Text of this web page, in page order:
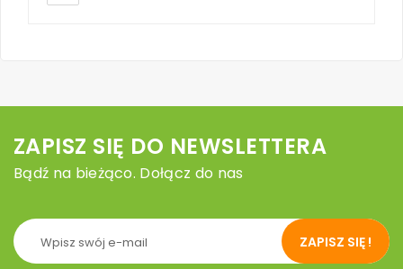
ZAPISZ SIĘ DO NEWSLETTERA
Bądź na bieżąco. Dołącz do nas
ZAPISZ SIĘ !